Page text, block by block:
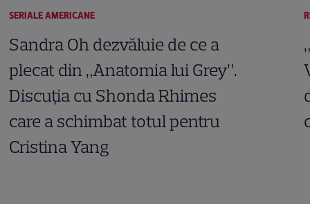
SERIALE AMERICANE
Sandra Oh dezvăluie de ce a
plecat din „Anatomia lui Grey”.
Discuția cu Shonda Rhimes
care a schimbat totul pentru
Cristina Yang